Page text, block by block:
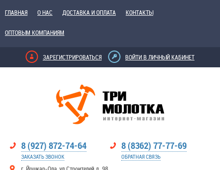
ГЛАВНАЯ О НАС ДОСТАВКА И ОПЛАТА КОНТАКТЫ
ОПТОВЫМ КОМПАНИЯМ
ЗАРЕГИСТРИРОВАТЬСЯ ВОЙТИ В ЛИЧНЫЙ КАБИНЕТ
8 (927) 872-74-64
ЗАКАЗАТЬ ЗВОНОК
8 (8362) 77-77-69
ОБРАТНАЯ СВЯЗЬ